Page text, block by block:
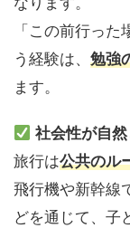
「この前行っ
う経験は、 勉強
ます。
社会性が自然
旅行は公共のル
飛行機や新幹線
どを通じて、子